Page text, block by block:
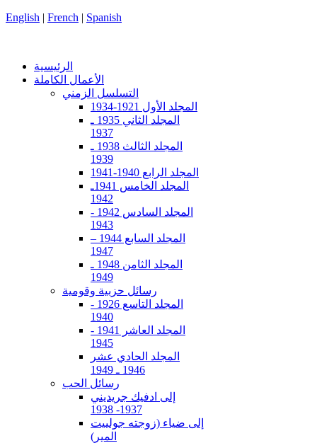
English | French | Spanish
الرئيسية
الأعمال الكاملة
التسلسل الزمني
المجلد الأول 1921-1934
المجلد الثاني 1935 ـ
1937
المجلد الثالث 1938 ـ
1939
المجلد الرابع 1940-1941
المجلد الخامس 1941ـ
1942
المجلد السادس 1942 -
1943
المجلد السابع 1944 –
1947
المجلد الثامن 1948 ـ
1949
رسائل حزبية وقومية
المجلد التاسع 1926 -
1940
المجلد العاشر 1941 -
1945
المجلد الحادي عشر
1946 ـ 1949
رسائل الحب
إلى ادفيك جريديني
1937- 1938
إلى ضياء (زوجته جولييت
المير)